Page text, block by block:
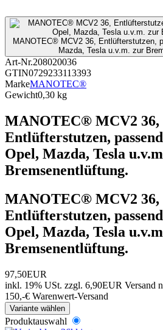
MANOTEC® MCV2 36, Entlüfterstutzen,
Mazda, Tesla u.v.m. zur
Art-Nr.208020036
GTIN0729233113393
MarkeMANOTEC®
Gewicht0,30 kg
MANOTEC® MCV2 36,
Entlüfterstutzen,
Opel, Mazda, Tesla
Bremsenentlüftung.
MANOTEC® MCV2 36,
Entlüfterstutzen,
Opel, Mazda, Tesla
Bremsenentlüftung.
97,50EUR
inkl. 19% USt. zzgl. 6,90EUR Versand
150,-€ Warenwert-Versand
Variante wählen
Produktauswahl